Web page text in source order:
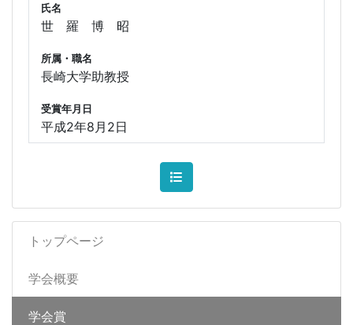
トップページ
学会概要
学会賞
氏名
世 羅 博 昭
所属・職名
長崎大学助教授
受賞年月日
平成2年8月2日